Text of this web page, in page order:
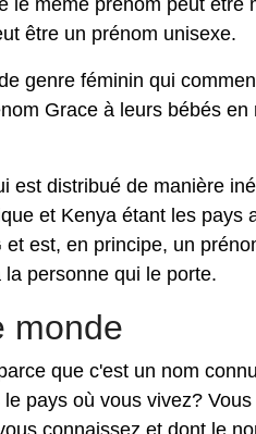
le même prénom peut être
être un prénom unisexe.
genre féminin qui
Grace à leurs bébés
est distribué de manière
et Kenya étant les pays
est, en principe, un
personne qui le porte.
monde
que c'est un nom
pays où vous vivez?
connaissez et dont le